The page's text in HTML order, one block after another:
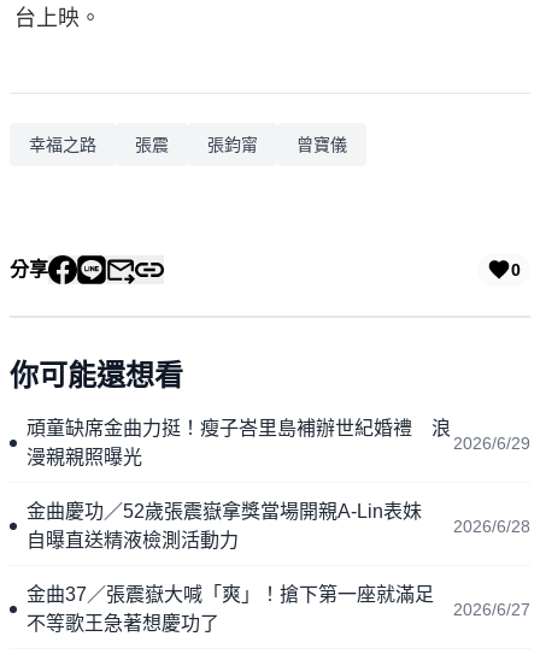
台上映。
幸福之路 張震 張鈞甯 曾寶儀
分享 0
你可能還想看
頑童缺席金曲力挺！瘦子峇里島補辦世紀婚禮 浪
漫親親照曝光
2026/6/29
金曲慶功／52歲張震嶽拿獎當場開親A-Lin表妹
自曝直送精液檢測活動力
2026/6/28
金曲37／張震嶽大喊「爽」！搶下第一座就滿足
不等歌王急著想慶功了
2026/6/27